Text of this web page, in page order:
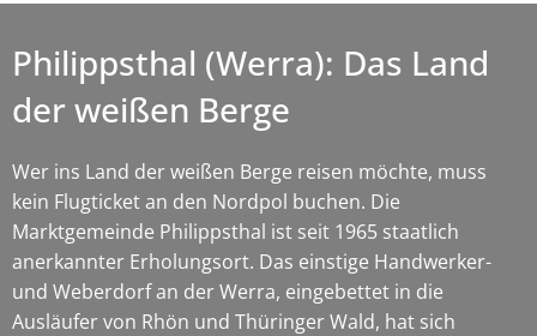
Philippsthal (Werra): Das Land
der weißen Berge
Wer ins Land der weißen Berge reisen möchte, muss
kein Flugticket an den Nordpol buchen. Die
Marktgemeinde Philippsthal ist seit 1965 staatlich
anerkannter Erholungsort. Das einstige Handwerker-
und Weberdorf an der Werra, eingebettet in die
Ausläufer von Rhön und Thüringer Wald, hat sich